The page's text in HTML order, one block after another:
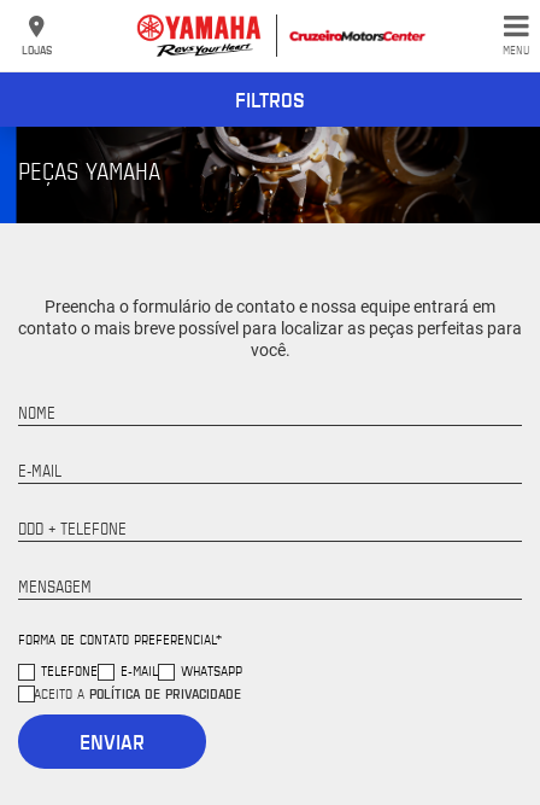
LOJAS MENU
FILTROS
PEÇAS YAMAHA
Preencha o formulário de contato e nossa equipe entrará em
contato o mais breve possível para localizar as peças perfeitas para
você.
NOME
E-MAIL
DDD + TELEFONE
MENSAGEM
FORMA DE CONTATO PREFERENCIAL*
TELEFONE
E-MAIL
WHATSAPP
ACEITO A POLÍTICA DE PRIVACIDADE
ENVIAR